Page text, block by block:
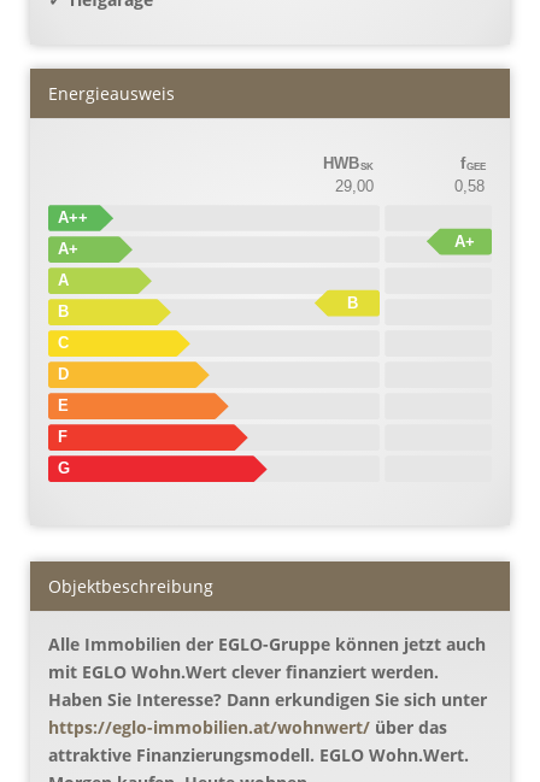
Energieausweis
HWBSK
29,00 0,58
fGEE
A++
A+
A
B
C
D
E
F
G
A+
B
Objekt­beschreibung
Alle Immobilien der EGLO-Gruppe können jetzt auch
mit EGLO Wohn.Wert clever finanziert werden.
Haben Sie Interesse? Dann erkundigen Sie sich unter
https://eglo-immobilien.at/wohnwert/ über das
attraktive Finanzierungsmodell. EGLO Wohn.Wert.